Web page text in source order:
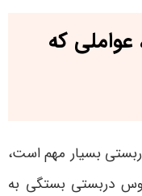
که
بسیار مهم است،
دربستی بستگی به